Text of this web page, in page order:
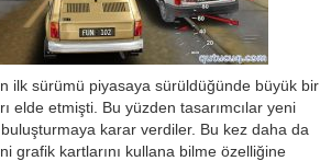
ilk sürümü piyasaya sürüldüğünde büyük bir
elde etmişti. Bu yüzden tasarımcılar yeni
karar verdiler. Bu kez daha da
grafik kartlarını kullana bilme özelliğine